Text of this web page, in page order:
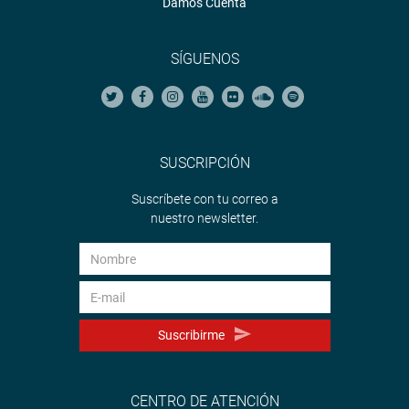
SÍGUENOS
SUSCRIPCIÓN
Suscríbete con tu correo a
nuestro newsletter.
Suscribirme
CENTRO DE ATENCIÓN